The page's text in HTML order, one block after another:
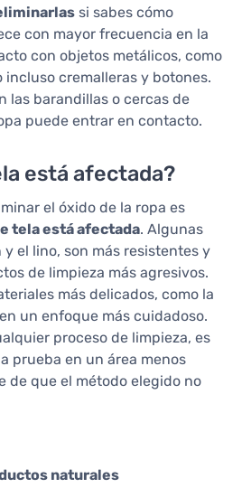
si sabes cómo
con mayor frecuencia en la
con objetos metálicos, como
incluso cremalleras y botones.
las barandillas o cercas de
puede entrar en contacto.
está afectada?
el óxido de la ropa es
tela está afectada. Algunas
el lino, son más resistentes y
de limpieza más agresivos.
más delicados, como la
un enfoque más cuidadoso.
proceso de limpieza, es
prueba en un área menos
de que el método elegido no
naturales